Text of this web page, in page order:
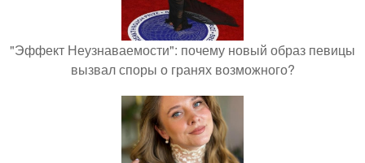
"Эффект Неузнаваемости": почему новый образ певицы
вызвал споры о гранях возможного?